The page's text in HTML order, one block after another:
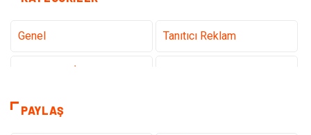
Genel Tanıtıcı Reklam
Hizmet
PAYLAŞ